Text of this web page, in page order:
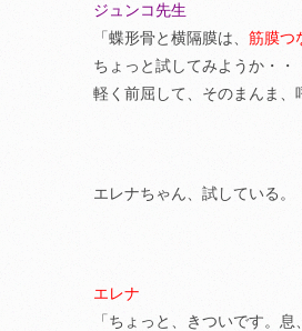
ジュンコ先生
「蝶形骨と横隔膜は、 筋膜つ
ちょっと試してみようか・・
軽く前屈して、そのまんま、
エレナちゃん、試している。
エレナ
「ちょっと、きついです。